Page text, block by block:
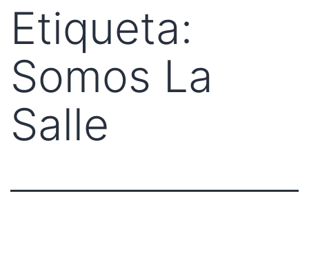
Etiqueta:
Somos La
Salle